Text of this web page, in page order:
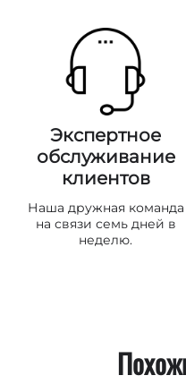
Экспертное
обслуживание
клиентов
Наша дружная команда
на связи семь дней в
неделю.